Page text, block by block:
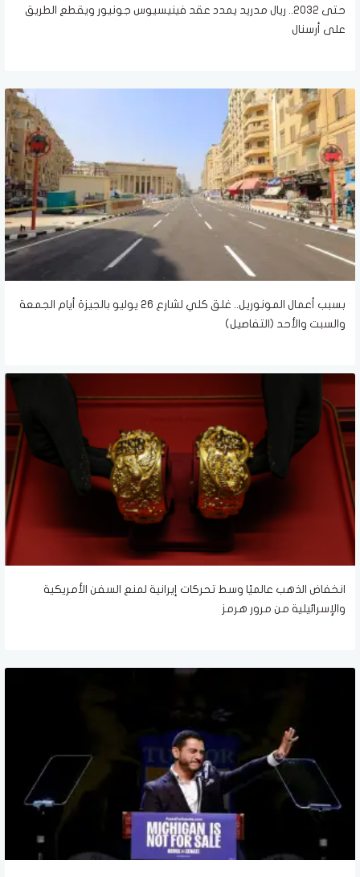
حتى 2032.. ريال مدريد يمدد عقد فينيسيوس جونيور ويقطع الطريق
على أرسنال
بسبب أعمال المونوريل.. غلق كلي لشارع 26 يوليو بالجيزة أيام الجمعة
والسبت والأحد (التفاصيل)
انخفاض الذهب عالميًا وسط تحركات إيرانية لمنع السفن الأمريكية
والإسرائيلية من مرور هرمز